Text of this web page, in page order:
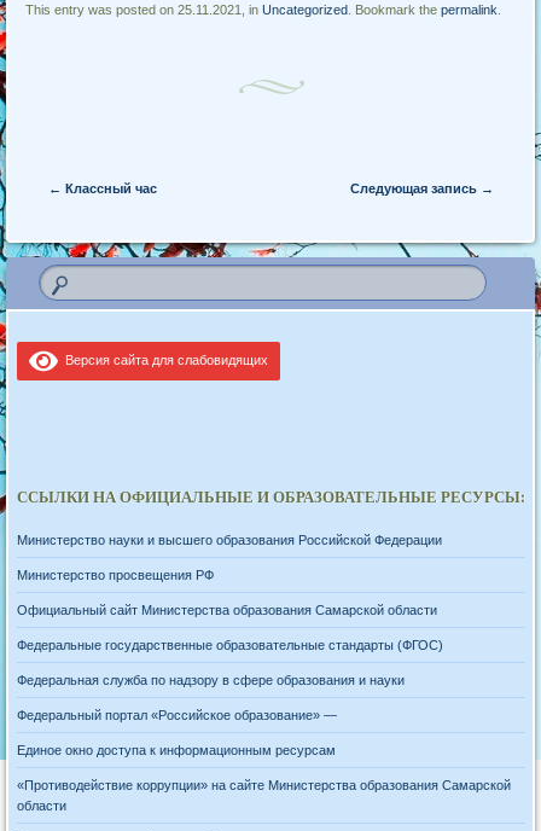
This entry was posted on 25.11.2021, inUncategorized . Bookmark thepermalink
Post navigation
← Классный час Следующая запись →
Версия сайта для слабовидящих
ССЫЛКИ НА ОФИЦИАЛЬНЫЕ И ОБРАЗОВАТЕЛЬНЫЕ РЕСУРСЫ:
Министерство науки и высшего образования Российской Федерации
Министерство просвещения РФ
Официальный сайт Министерства образования Самарской области
Федеральные государственные образовательные стандарты (ФГОС)
Федеральная служба по надзору в сфере образования и науки
Федеральный портал «Российское образование» —
Единое окно доступа к информационным ресурсам
«Противодействие коррупции» на сайте Министерства образования Самарской
области